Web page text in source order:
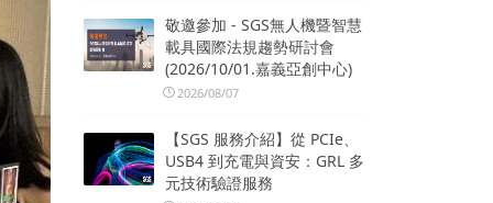
敬邀參加 - SGS無人機暨智慧
載具國際法規趨勢研討會
(2026/10/01.嘉義亞創中心)
2026/08/07
【SGS 服務介紹】從 PCIe、
USB4 到充電與資安：GRL 多
元技術驗證服務